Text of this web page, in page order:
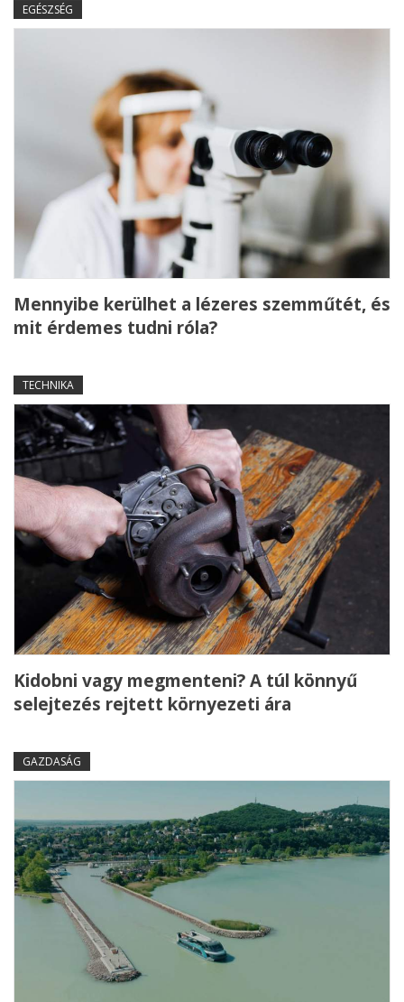
EGÉSZSÉG
Mennyibe kerülhet a lézeres szemműtét, és
mit érdemes tudni róla?
TECHNIKA
Kidobni vagy megmenteni? A túl könnyű
selejtezés rejtett környezeti ára
GAZDASÁG